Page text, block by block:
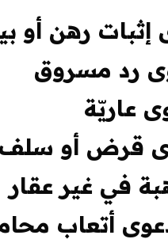
إثبات رهن أو
رد مسروق
عاريّة
قرض أو سلف
في غير عقار
أتعاب